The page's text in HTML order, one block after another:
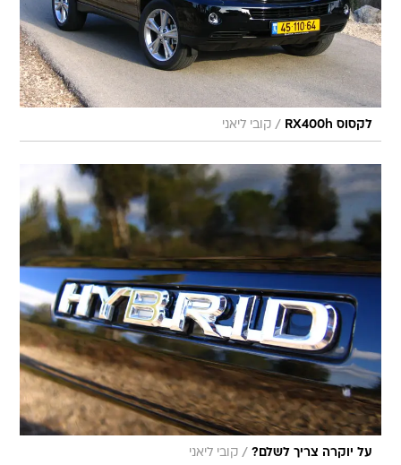
לקסוס RX400h / קובי ליאני
על יוקרה צריך לשלם? / קובי ליאני